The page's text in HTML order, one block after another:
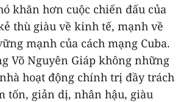
khăn hơn cuộc chiến đấu của
thù giàu về kinh tế, mạnh về
mạnh của cách mạng Cuba.
Võ Nguyên Giáp không những
hoạt động chính trị đầy trách
tốn, giản dị, nhân hậu, giàu